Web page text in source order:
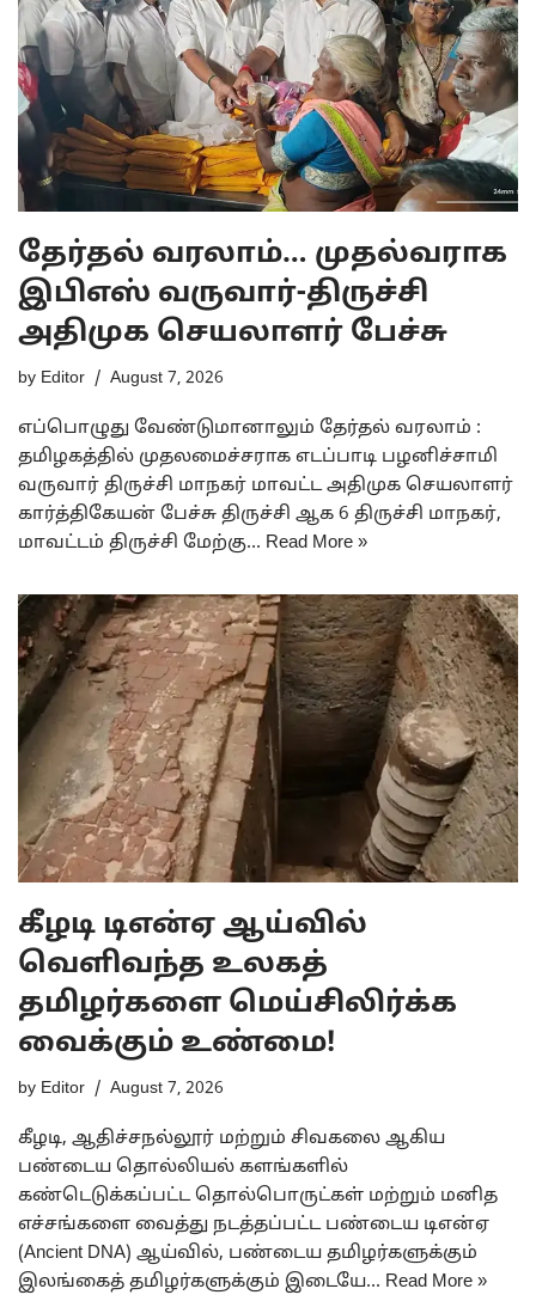
தேர்தல் வரலாம்… முதல்வராக
இபிஎஸ் வருவார்-திருச்சி
அதிமுக செயலாளர் பேச்சு
by Editor August 7, 2026
எப்பொழுது வேண்டுமானாலும் தேர்தல் வரலாம் :
தமிழகத்தில் முதலமைச்சராக எடப்பாடி பழனிச்சாமி
வருவார் திருச்சி மாநகர் மாவட்ட அதிமுக செயலாளர்
கார்த்திகேயன் பேச்சு திருச்சி ஆக 6 திருச்சி மாநகர்,
மாவட்டம் திருச்சி மேற்கு… Read More »
கீழடி டிஎன்ஏ ஆய்வில்
வெளிவந்த உலகத்
தமிழர்களை மெய்சிலிர்க்க
வைக்கும் உண்மை!
by Editor August 7, 2026
கீழடி, ஆதிச்சநல்லூர் மற்றும் சிவகலை ஆகிய
பண்டைய தொல்லியல் களங்களில்
கண்டெடுக்கப்பட்ட தொல்பொருட்கள் மற்றும் மனித
எச்சங்களை வைத்து நடத்தப்பட்ட பண்டைய டிஎன்ஏ
(Ancient DNA) ஆய்வில், பண்டைய தமிழர்களுக்கும்
இலங்கைத் தமிழர்களுக்கும் இடையே… Read More »